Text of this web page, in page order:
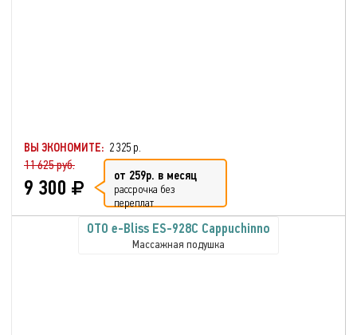
ВЫ ЭКОНОМИТЕ: 2 325 р.
11 625 руб.
9 300 от 259р. в месяц
рассрочка без
переплат
OTO e-Bliss ES-928C Cappuchinno
Массажная подушка